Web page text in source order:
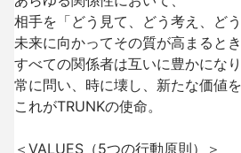
相手を「どう見て、どう考え、ど
未来に向かってその質が高まるとき
すべての関係者は互いに豊かにな
常に問い、時に壊し、新たな価値
これがTRUNKの使命。
＜VALUES（5つの行動原則）＞